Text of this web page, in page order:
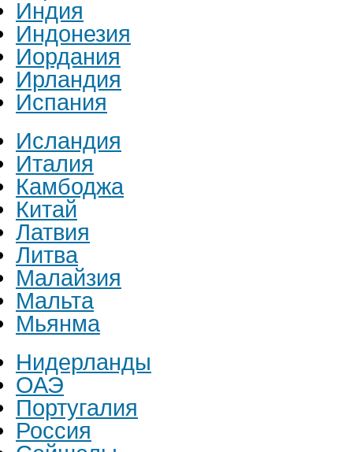
Индия
Индонезия
Иордания
Ирландия
Испания
Исландия
Италия
Камбоджа
Китай
Латвия
Литва
Малайзия
Мальта
Мьянма
Нидерланды
ОАЭ
Португалия
Россия